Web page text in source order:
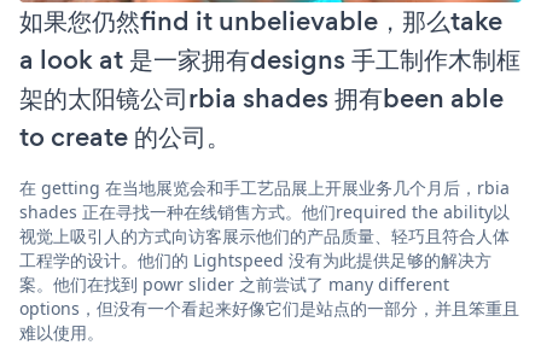
如果您仍然find it unbelievable，那么take
a look at 是一家拥有designs 手工制作木制框
架的太阳镜公司rbia shades 拥有been able
to create 的公司。
在 getting 在当地展览会和手工艺品展上开展业务几个月后，rbia
shades 正在寻找一种在线销售方式。他们required the ability以
视觉上吸引人的方式向访客展示他们的产品质量、轻巧且符合人体
工程学的设计。他们的 Lightspeed 没有为此提供足够的解决方
案。他们在找到 powr slider 之前尝试了 many different
options，但没有一个看起来好像它们是站点的一部分，并且笨重且
难以使用。